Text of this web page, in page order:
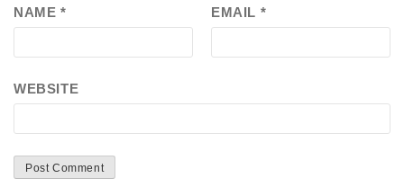
NAME * EMAIL *
WEBSITE